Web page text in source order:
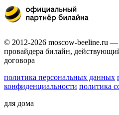
© 2012-2026 moscow-beeline.ru
провайдера билайн,
договора
политика персональных данных
конфиденциальности политика
для дома